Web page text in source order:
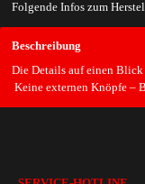
Beschreibung
Die Details auf einen Blick
Keine externen Knöpfe –
Folgende Infos zum